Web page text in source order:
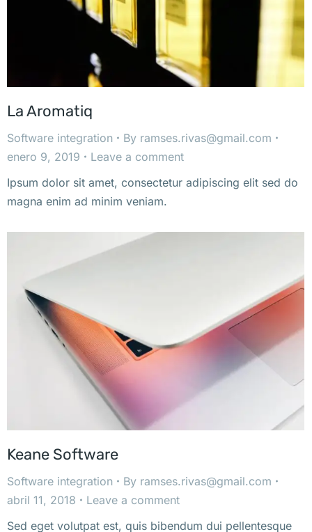
La Aromatiq
Software integration By ramses.rivas@gmail.com
enero 9, 2019
Leave a comment
Ipsum dolor sit amet, consectetur adipiscing elit sed do
magna enim ad minim veniam.
Keane Software
Software integration By ramses.rivas@gmail.com
abril 11, 2018
Leave a comment
Sed eget volutpat est, quis bibendum dui pellentesque